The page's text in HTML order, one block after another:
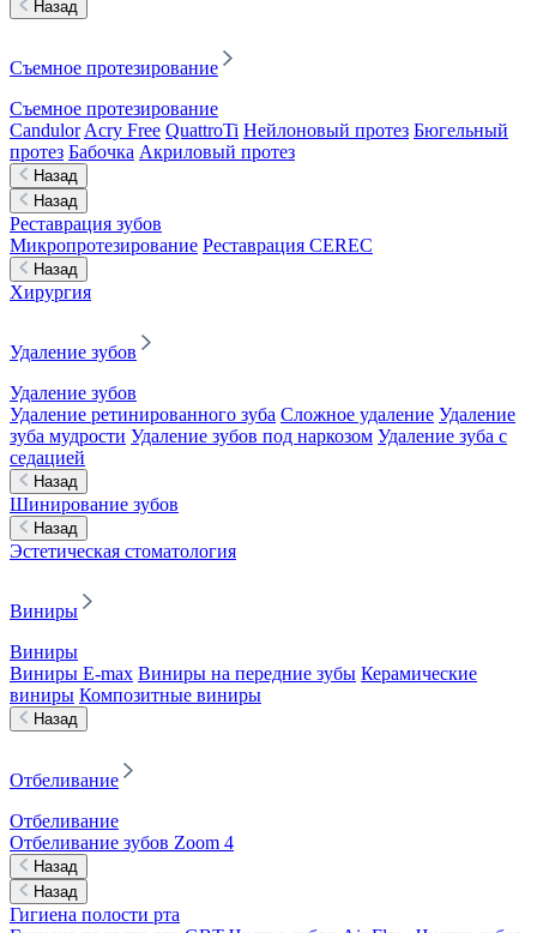
Назад
Съемное протезирование
Съемное протезирование
Candulor Acry Free QuattroTi Нейлоновый протез Бюгельный
протез Бабочка Акриловый протез
Назад
Назад
Реставрация зубов
Микропротезирование Реставрация CEREC
Назад
Хирургия
Удаление зубов
Удаление зубов
Удаление ретинированного зуба Сложное удаление Удаление
зуба мудрости Удаление зубов под наркозом Удаление зуба с
седацией
Назад
Шинирование зубов
Назад
Эстетическая стоматология
Виниры
Виниры
Виниры E-max Виниры на передние зубы Керамические
виниры Композитные виниры
Назад
Отбеливание
Отбеливание
Отбеливание зубов Zoom 4
Назад
Назад
Гигиена полости рта